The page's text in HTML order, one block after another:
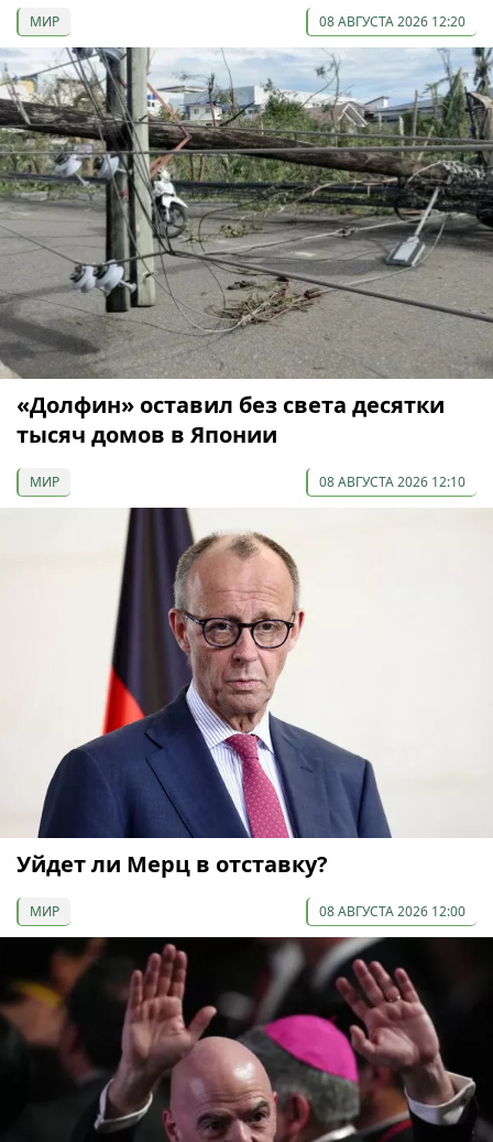
МИР 08 АВГУСТА 2026 12:20
«Долфин» оставил без света десятки
тысяч домов в Японии
МИР 08 АВГУСТА 2026 12:10
Уйдет ли Мерц в отставку?
МИР 08 АВГУСТА 2026 12:00